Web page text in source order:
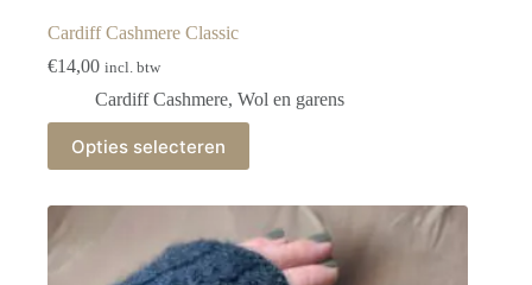
Cardiff Cashmere Classic
€14,00 incl. btw
Cardiff Cashmere, Wol en garens
Opties selecteren
Dit
product
heeft
variaties.
Deze
optie